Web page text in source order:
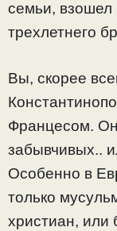
семьи, взошел
трехлетнего
Вы, скорее
Францесом.
забывчивых..
Особенно в
только
христиан, или